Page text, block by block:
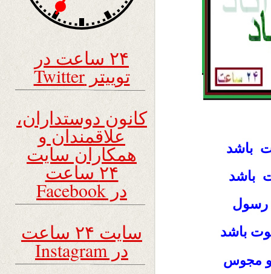
باشد
باشد
رسول
باشد
و مجوس
۲۴ ساعت در
توییتر Twitter
کانون دوستداران،
علاقمندان و
همکاران سایت
۲۴ ساعت
در Facebook
سایت ۲۴ ساعت
در Instagram